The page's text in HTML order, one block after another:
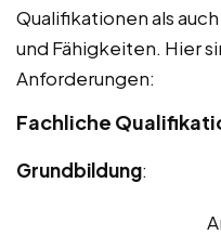
Qualifikationen als
und Fähigkeiten. Hier
Anforderungen:
Fachliche
Grundbildung: